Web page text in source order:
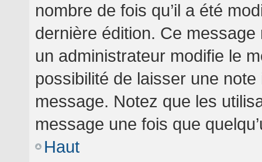
nombre de fois qu’il a été
dernière édition. Ce
un administrateur modifie le
possibilité de laisser une note
message. Notez que les
message une fois que
Haut